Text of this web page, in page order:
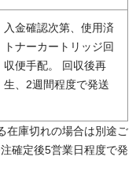
入金確認次第、使用済
トナーカートリッジ回
収便手配。 回収後再
生、2週間程度で発送
在庫切れの場合は別途ご
確定後5営業日程度で発